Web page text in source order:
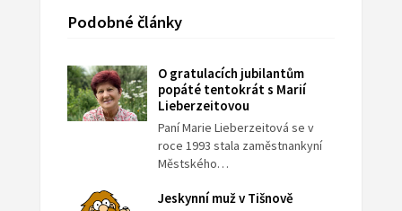
Podobné články
O gratulacích jubilantům
popáté tentokrát s Marií
Lieberzeitovou
Paní Marie Lieberzeitová se v
roce 1993 stala zaměstnankyní
Městského…
Jeskynní muž v Tišnově